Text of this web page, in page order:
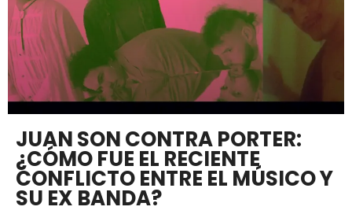
JUAN SON CONTRA PORTER:
¿CÓMO FUE EL RECIENTE
CONFLICTO ENTRE EL MÚSICO Y
SU EX BANDA?